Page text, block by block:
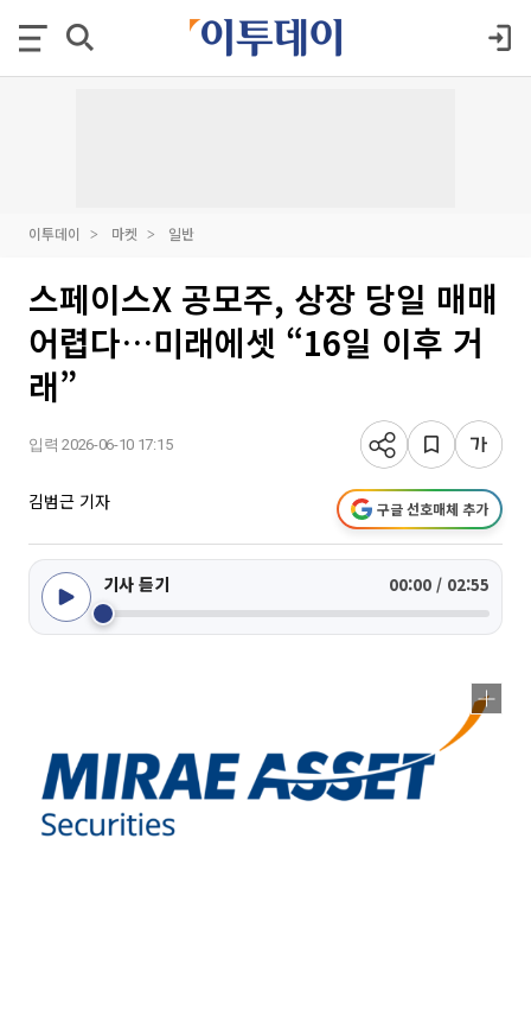
이투데이 마켓 일반
스페이스X 공모주, 상장 당일 매매
어렵다…미래에셋 “16일 이후 거
래”
입력 2026-06-10 17:15
김범근 기자 구글 선호매체 추가
기사 듣기 00:00 / 02:55